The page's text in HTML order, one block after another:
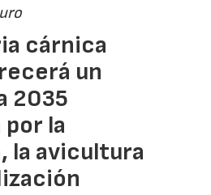
cárnica
un
2035
por la
la avicultura